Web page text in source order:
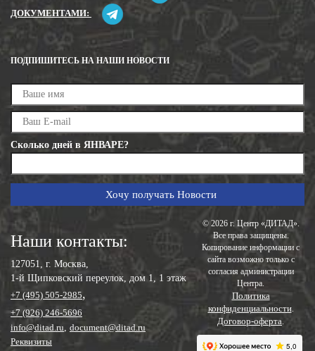
ДОКУМЕНТАМИ:
ПОДПИШИТЕСЬ НА НАШИ НОВОСТИ
Сколько дней в ЯНВАРЕ?
Наши контакты:
127051, г. Москва,
1-й Щипковский переулок, дом 1, 1 этаж
+7 (495) 505-2985,
+7 (926) 246-5696
info@ditad.ru, document@ditad.ru
Реквизиты
© 2026 г. Центр «ДИТАД».
Все права защищены.
Копирование информации с
сайта возможно только с
согласия администрации
Центра.
Политика
конфиденциальности.
Договор-оферта.